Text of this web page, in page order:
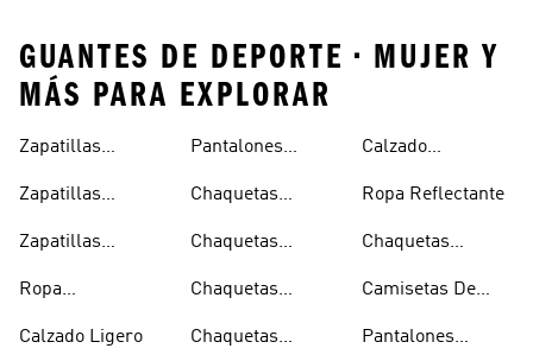
GUANTES DE DEPORTE • MUJER Y
MÁS PARA EXPLORAR
Zapatillas
Mujer
Zapatillas
Hombre
Zapatillas
Niños
Ropa
Calzado Ligero
Capucha
Pantalones
Ligeros
Chaquetas
Chaquetas
Chaquetas
Hombre
Chaquetas
Calzado
Ropa Reflectante
Chaquetas
Camisetas De
Pantalones